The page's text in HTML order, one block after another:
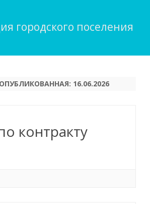
городского поселения
16.06.2026
контракту